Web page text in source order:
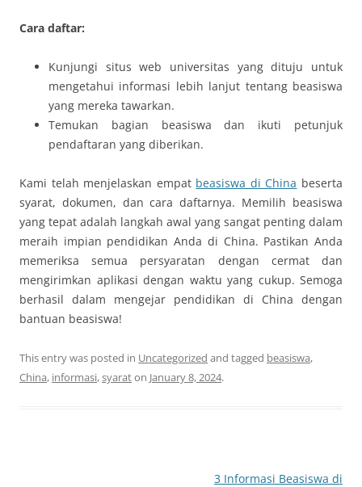
Cara daftar:
Kunjungi situs web universitas yang dituju untuk
mengetahui informasi lebih lanjut tentang beasiswa
yang mereka tawarkan.
Temukan bagian beasiswa dan ikuti petunjuk
pendaftaran yang diberikan.
Kami telah menjelaskan empat beasiswa di China beserta
syarat, dokumen, dan cara daftarnya. Memilih beasiswa
yang tepat adalah langkah awal yang sangat penting dalam
meraih impian pendidikan Anda di China. Pastikan Anda
memeriksa semua persyaratan dengan cermat dan
mengirimkan aplikasi dengan waktu yang cukup. Semoga
berhasil dalam mengejar pendidikan di China dengan
bantuan beasiswa!
This entry was posted in Uncategorized and tagged beasiswa,
China, informasi,syaraton January 8, 2024.
3 Informasi Beasiswa di